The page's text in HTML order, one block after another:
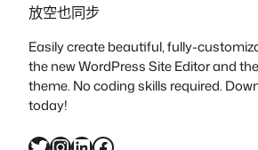
放空也同步
Easily create beautiful, fully-
the new WordPress Site Editor and
theme. No coding skills required.
today!